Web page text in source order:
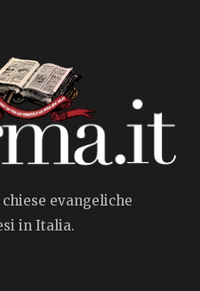
evangeliche
in Italia.